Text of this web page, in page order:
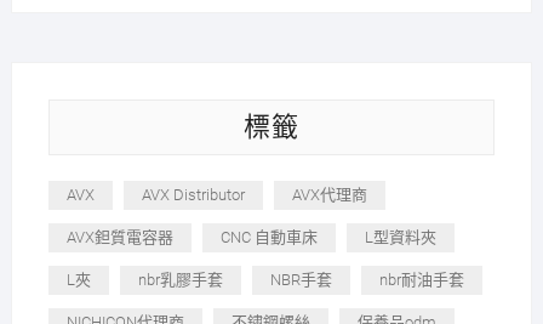
標籤
AVX AVX Distributor AVX代理商
AVX鉭質電容器 CNC 自動車床 L型資料夾
L夾 nbr乳膠手套 NBR手套 nbr耐油手套